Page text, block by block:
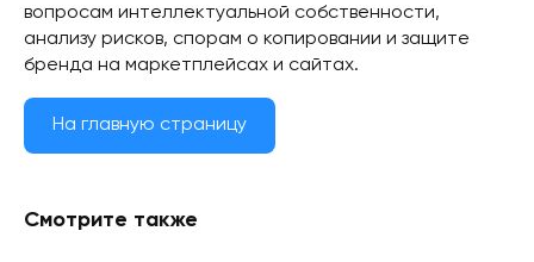
вопросам интеллектуальной собственности,
анализу рисков, спорам о копировании и защите
бренда на маркетплейсах и сайтах.
На главную страницу
Смотрите также